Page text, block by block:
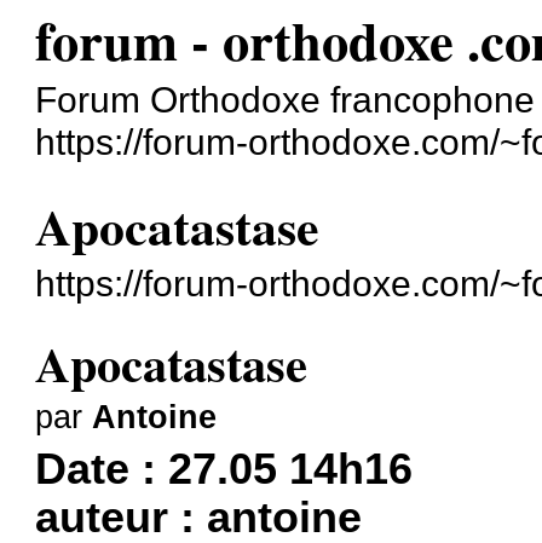
forum - orthodoxe
Forum Orthodoxe francophone
https://forum-orthodoxe.com/
Apocatastase
https://forum-orthodoxe.com/
Apocatastase
par Antoine
Date : 27.05 14h16
auteur : antoine